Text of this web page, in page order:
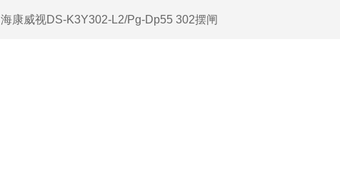
海康威视DS-K3Y302-L2/Pg-Dp55 302摆闸